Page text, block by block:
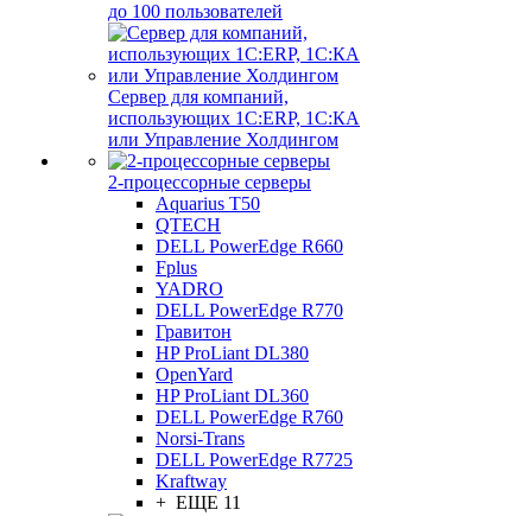
до 100 пользователей
Сервер для компаний,
использующих 1C:ERP, 1С:КА
или Управление Холдингом
2-процессорные серверы
Aquarius T50
QTECH
DELL PowerEdge R660
Fplus
YADRO
DELL PowerEdge R770
Гравитон
HP ProLiant DL380
OpenYard
HP ProLiant DL360
DELL PowerEdge R760
Norsi-Trans
DELL PowerEdge R7725
Kraftway
+ ЕЩЕ 11